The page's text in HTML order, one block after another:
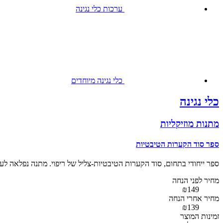
ערכות כלי נגינה
כלי נגינה מיוחדים
כלי נגינה
מתנות מוזיקליות
ספר סוד הקערות הטיבטיות
ספר ייחודי בתחום, סוד הקערות הטיבטיות-צליל של ריפוי. מתנה נפלאה
מחיר לפני הנחה
₪149
מחיר אחרי הנחה
₪139
זמינות המוצר